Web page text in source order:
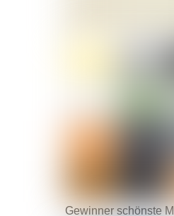
Gewinner schönste